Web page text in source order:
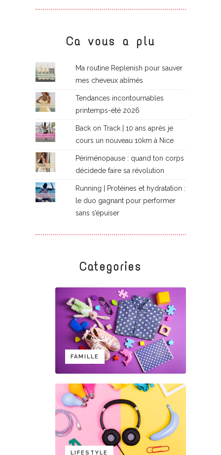
Ca vous a plu
Ma routine Replenish pour sauver
mes cheveux abîmés
Tendances incontournables
printemps-été 2026
Back on Track | 10 ans après je
cours un nouveau 10km à Nice
Périménopause : quand ton corps
décidede faire sa révolution
Running | Protéines et hydratation :
le duo gagnant pour performer
sans s’épuiser
Categories
FAMILLE
LIFESTYLE